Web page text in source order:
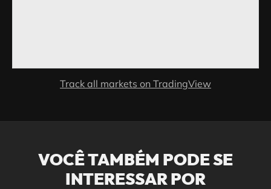
Track all markets on TradingView
VOCÊ TAMBÉM PODE SE
INTERESSAR POR